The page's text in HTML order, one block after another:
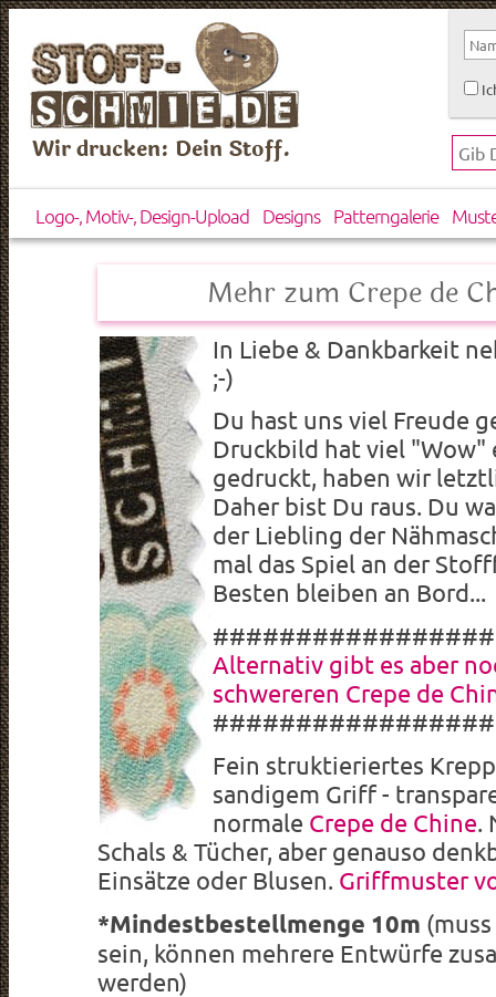
Wir drucken: Dein Stoff.
Logo-, Motiv-, Design-Upload Designs Patterngalerie
Mehr zum Crepe de
In Liebe & Dankbarkeit
;-)
Du hast uns viel Freude
Druckbild hat viel "Wow"
gedruckt, haben wir
Daher bist Du raus. Du
der Liebling der
mal das Spiel an der
Besten bleiben an Bord...
Alternativ gibt es aber
schwereren Crepe de
Fein struktieriertes
sandigem Griff -
normale Crepe de Chine.
Schals & Tücher, aber genauso
Einsätze oder Blusen. Griffmuster
*Mindestbestellmenge 10m
sein, können mehrere Entwürfe
werden)